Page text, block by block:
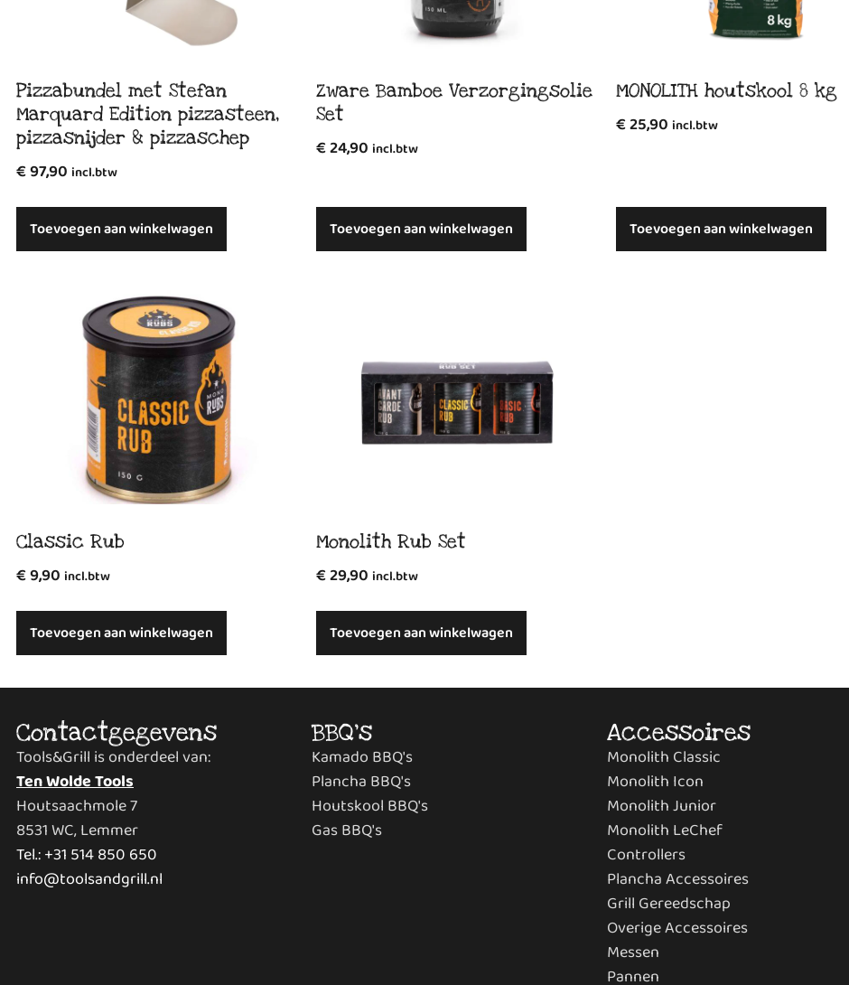
Pizzabundel met Stefan
Marquard Edition pizzasteen,
pizzasnijder & pizzaschep
€97,90 incl.btw
Toevoegen aan winkelwagen
Zware Bamboe Verzorgingsolie
Set
€24,90 incl.btw
Toevoegen aan winkelwagen
MONOLITH houtskool 8 kg
€25,90 incl.btw
Toevoegen aan winkelwagen
Classic Rub
€9,90 incl.btw
Toevoegen aan winkelwagen
Monolith Rub Set
€29,90 incl.btw
Toevoegen aan winkelwagen
Contactgegevens
Tools&Grill is onderdeel van:
Ten Wolde Tools
Houtsaachmole 7
8531 WC, Lemmer
Tel.: +31 514 850 650
info@toolsandgrill.nl
BBQ's
Kamado BBQ's
Plancha BBQ's
Houtskool BBQ's
Gas BBQ's
Accessoires
Monolith Classic
Monolith Icon
Monolith Junior
Monolith LeChef
Controllers
Plancha Accessoires
Grill Gereedschap
Overige Accessoires
Messen
Pannen